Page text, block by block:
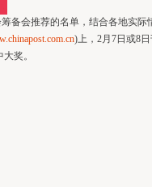
会推荐的名单，结合各地实际
)上，2月7日或8
奖。